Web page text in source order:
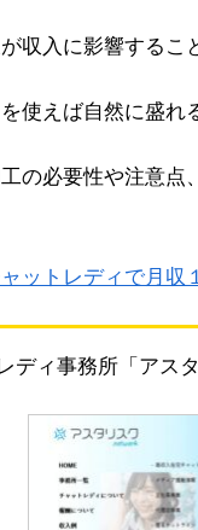
収入に影響するこ
使えば自然に盛れ
の必要性や注意
ットレディで月
ィ事務所「アスタ